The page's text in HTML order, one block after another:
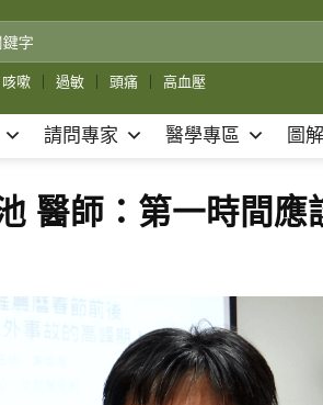
咳嗽 過敏 頭痛 高血壓
請問專家 醫學專區 圖
醫師：第一時間應